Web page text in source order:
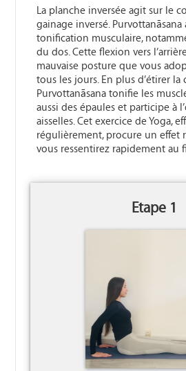
La planche inversée agit sur le
gainage inversé.
tonification musculaire,
du dos. Cette flexion vers
mauvaise posture que vous
tous les jours. En plus d’étirer
Purvottanāsana tonifie les
aussi des épaules et participe à
aisselles. Cet exercice de Yoga,
régulièrement, procure un effet
vous ressentirez rapidement au
Etape 1